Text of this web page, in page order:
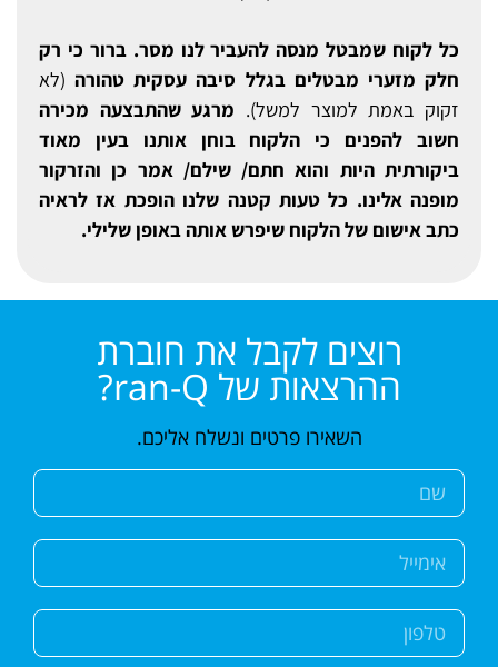
כל לקוח שמבטל מנסה להעביר לנו מסר. ברור כי רק
חלק מזערי מבטלים בגלל סיבה עסקית טהורה (לא
זקוק באמת למוצר למשל). מרגע שהתבצעה מכירה
חשוב להפנים כי הלקוח בוחן אותנו בעין מאוד
ביקורתית היות והוא חתם/ שילם/ אמר כן והזרקור
מופנה אלינו. כל טעות קטנה שלנו הופכת אז לראיה
כתב אישום של הלקוח שיפרש אותה באופן שלילי.
רוצים לקבל את חוברת
ההרצאות של ran-Q?
השאירו פרטים ונשלח אליכם.